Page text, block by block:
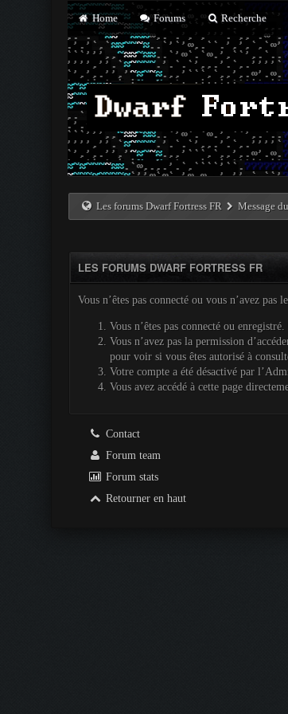
Home Forums Recherche
Les forums Dwarf Fortress FR Message
LES FORUMS DWARF FORTRESS FR
Vous n’êtes pas connecté ou vous n’avez pas
Vous n’êtes pas connecté ou
Vous n’avez pas la permission
pour voir si vous êtes autorisé à
Votre compte a été désactivé par
Vous avez accédé à cette page
Contact
Forum team
Forum stats
Retourner en haut